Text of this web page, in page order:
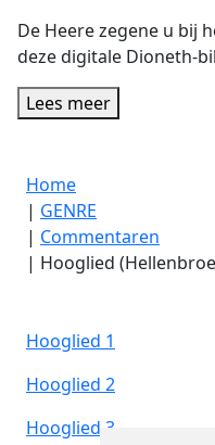
De Heere zegene u bij
deze digitale Dioneth-
Lees meer
Home
| GENRE
| Commentaren
| Hooglied
Hooglied 1
Hooglied 2
Hooglied 3